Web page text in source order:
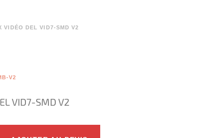
VIDÉO DEL VID7-SMD V2
V2
VID7-SMD V2